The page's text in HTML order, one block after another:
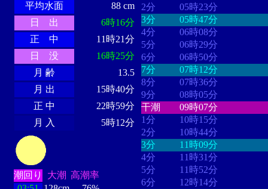
平均水面
88 cm
日 出
6時16分
正 中
11時21分
日 没
16時25分
月 齢
13.5
月 出
15時40分
正 中
22時59分
月 入
5時12分
潮回り 大潮 高潮率
2分
05時23分
3分
05時47分
4分
06時08分
5分
06時29分
6分
06時50分
7分
07時12分
8分
07時36分
9分
08時05分
干潮
09時07分
1分
10時15分
2分
10時44分
3分
11時09分
4分
11時31分
5分
11時52分
6分
12時14分